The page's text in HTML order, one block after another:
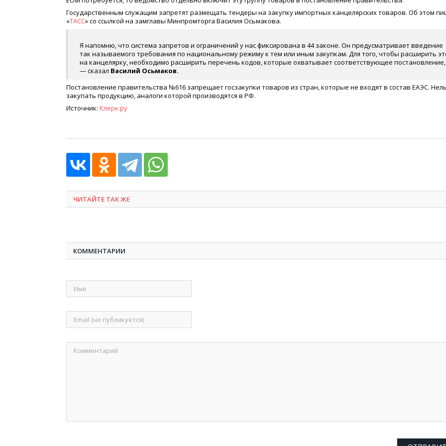
Государственным служащим запретят размещать тендеры на закупку импортных канцелярских товаров. Об этом
«ТАСС» со ссылкой на замглавы Минпромторга Василия Осьмакова.
Я напомню, что система запретов и ограничений у нас фиксирована в 44 законе. Он предусматривает введение
так называемого требования по национальному режиму к тем или иным закупкам. Для того, чтобы расширить
на канцелярку, необходимо расширить перечень кодов, которые охватывает соответствующее постановление,
— сказал Василий Осьмаков.
Постановление правительства №616 запрещает госзакупки товаров из стран, которые не входят в состав ЕАЭС.
закупать продукцию, аналоги которой производятся в РФ.
Источник: Клерк.ру
ЧИТАЙТЕ ТАК ЖЕ
КОММЕНТАРИИ